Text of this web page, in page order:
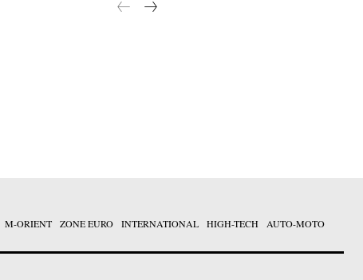
M-ORIENT ZONE EURO INTERNATIONAL HIGH-TECH AUTO-MOTO